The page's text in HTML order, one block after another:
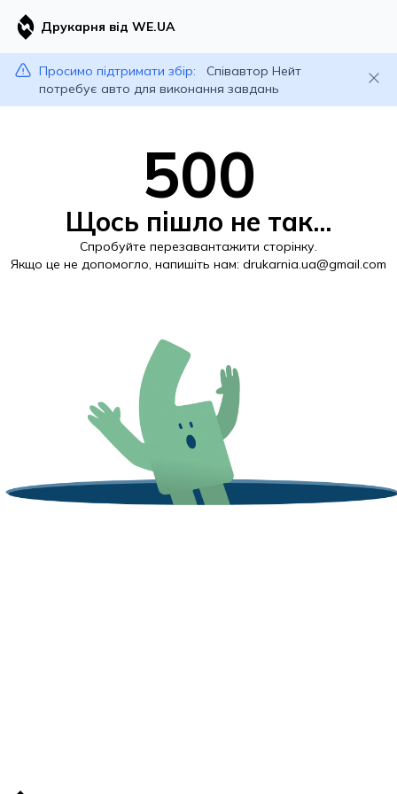
Друкарня від WE.UA
Просимо підтримати збір:
Співавтор Нейт
потребує авто для виконання завдань
500
Щось пішло не так...
Спробуйте перезавантажити сторінку.
Якщо це не допомогло, напишіть нам: drukarnia.ua@gmail.com